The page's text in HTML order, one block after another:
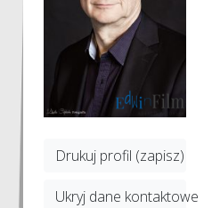
Drukuj profil (zapisz)
Ukryj dane kontaktowe